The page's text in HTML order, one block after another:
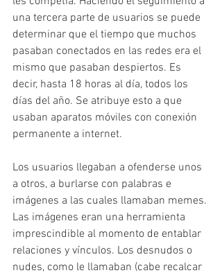
una tercera parte de usuarios se puede
determinar que el tiempo que muchos
pasaban conectados en las redes era el
mismo que pasaban despiertos. Es
decir, hasta 18 horas al día, todos los
días del año. Se atribuye esto a que
usaban aparatos móviles con conexión
permanente a internet.
Los usuarios llegaban a ofenderse unos
a otros, a burlarse con palabras e
imágenes a las cuales llamaban memes.
Las imágenes eran una herramienta
imprescindible al momento de entablar
relaciones y vínculos. Los desnudos o
nudes, como le llamaban (cabe recalcar